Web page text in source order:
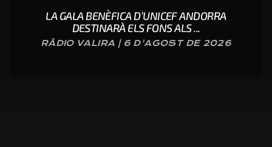
LA GALA BENÈFICA D’UNICEF ANDORRA
DESTINARÀ ELS FONS ALS ...
RÀDIO VALIRA | 6 D'AGOST DE 2026